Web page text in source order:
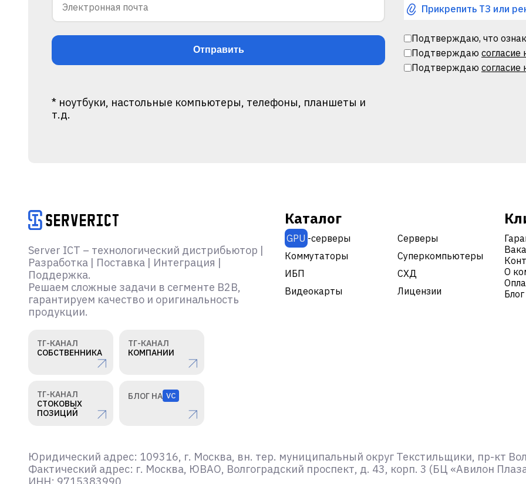
Прикрепить ТЗ или
Подтверждаю, что
Подтверждаю
Подтверждаю согласие
* ноутбуки, настольные компьютеры, телефоны, планшеты и
т.д.
Server ICT – технологический дистрибьютор |
Разработка | Поставка | Интеграция |
Поддержка.
Решаем сложные задачи в сегменте B2B,
гарантируем качество и оригинальность
продукции.
ТГ-КАНАЛ
СОБСТВЕННИКА
ТГ-КАНАЛ
КОМПАНИИ
ТГ-КАНАЛ
СТОКОВЫХ
ПОЗИЦИЙ
БЛОГ НА VC
Каталог
GPU -серверы
Серверы
Коммутаторы
Суперкомпьютеры
ИБП
СХД
Видеокарты
Лицензии
О
Блог
Юридический адрес: 109316, г. Москва, вн. тер. муниципальный округ Текстильщики, пр-кт
Фактический адрес: г. Москва, ЮВАО, Волгоградский проспект, д. 43, корп. 3 (БЦ «Авилон